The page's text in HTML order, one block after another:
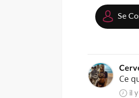
Se
Ce
il